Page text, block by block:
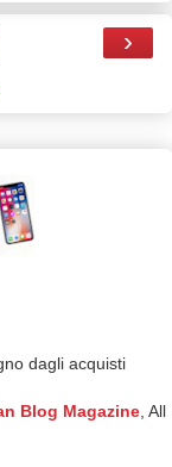
›
dagli acquisti
Blog Magazine , All